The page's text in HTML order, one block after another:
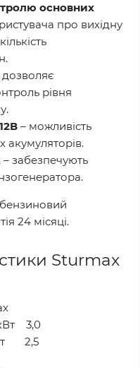
основних
про вихідну
дозволяє
рівня
– можливість
акумуляторів.
– забезпечують
24 місяці.
Sturmax
3,0
2,5